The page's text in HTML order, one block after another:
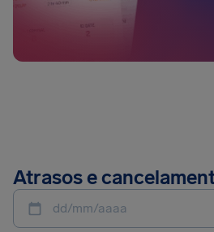
Atrasos e
dd/mm/aaaa